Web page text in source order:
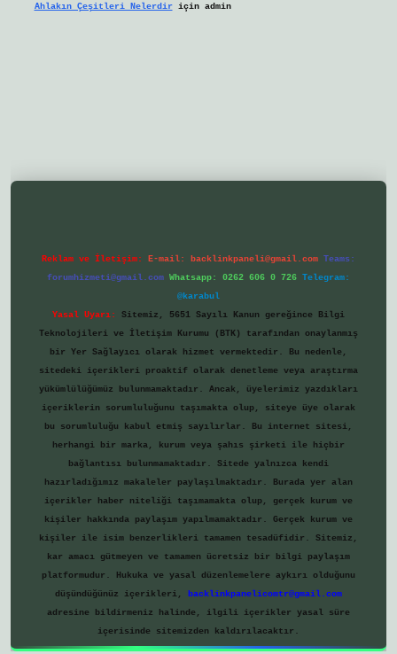
Ahlakın Çeşitleri Nelerdiriçin admin
Reklam ve İletişim: E-mail: backlinkpaneli@gmail.com Teams:
forumhizmeti@gmail.com Whatsapp: 0262 606 0 726 Telegram:
@karabul
Yasal Uyarı:
Sitemiz, 5651 Sayılı Kanun gereğince Bilgi
Teknolojileri ve İletişim Kurumu (BTK) tarafından onaylanmış
bir Yer Sağlayıcı olarak hizmet vermektedir. Bu nedenle,
sitedeki içerikleri proaktif olarak denetleme veya araştırma
yükümlülüğümüz bulunmamaktadır. Ancak, üyelerimiz yazdıkları
içeriklerin sorumluluğunu taşımakta olup, siteye üye olarak
bu sorumluluğu kabul etmiş sayılırlar. Bu internet sitesi,
herhangi bir marka, kurum veya şahıs şirketi ile hiçbir
bağlantısı bulunmamaktadır. Sitede yalnızca kendi
hazırladığımız makaleler paylaşılmaktadır. Burada yer alan
içerikler haber niteliği taşımamakta olup, gerçek kurum ve
kişiler hakkında paylaşım yapılmamaktadır. Gerçek kurum ve
kişiler ile isim benzerlikleri tamamen tesadüfidir. Sitemiz,
kar amacı gütmeyen ve tamamen ücretsiz bir bilgi paylaşım
platformudur. Hukuka ve yasal düzenlemelere aykırı olduğunu
düşündüğünüz içerikleri,
backlinkpanelicomtr@gmail.com
adresine bildirmeniz halinde, ilgili içerikler yasal süre
içerisinde sitemizden kaldırılacaktır.